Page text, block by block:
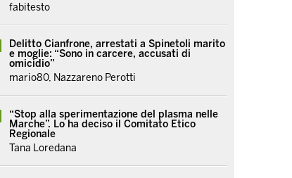
fabitesto
Delitto Cianfrone, arrestati a Spinetoli marito
e moglie: “Sono in carcere, accusati di
omicidio”
mario80, Nazzareno Perotti
“Stop alla sperimentazione del plasma nelle
Marche”. Lo ha deciso il Comitato Etico
Regionale
Tana Loredana